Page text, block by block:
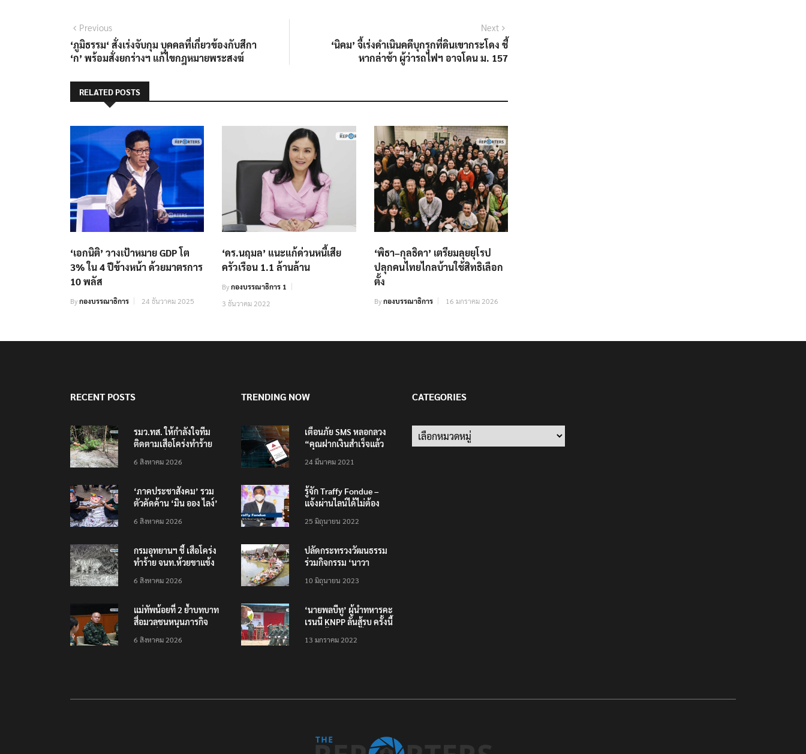
แนะแนว
เรื่อง
PreviousPrevious
post:
‘ภูมิธรรม‘ สั่งเร่งจับกุม บุคคลที่เกี่ยวข้องกับสีกา
‘ก’ พร้อมสั่งยกร่างฯ แก้ไขกฎหมายพระสงฆ์
Next
post:
‘นิคม’ จี้เร่งดำเนินคดีบุกรุกที่ดินเขากระโดง ชี้
หากล่าช้า ผู้ว่ารถไฟฯ อาจโดน ม. 157
RELATED POSTS
‘เอกนิติ’ วางเป้าหมาย GDP โต
3% ใน 4 ปีข้างหน้า ด้วยมาตรการ
10 พลัส
Byกองบรรณาธิการ 24 ธันวาคม 2025
‘ดร.นฤมล’ แนะแก้ด่วนหนี้เสีย
ครัวเรือน 1.1 ล้านล้าน
Byกองบรรณาธิการ 1
3 ธันวาคม 2022
‘พิธา–กุลธิดา’ เตรียมลุยยุโรป
ปลุกคนไทยไกลบ้านใช้สิทธิเลือก
ตั้ง
Byกองบรรณาธิการ 16 มกราคม 2026
RECENT POSTS
รมว.ทส. ให้กำลังใจทีม
ติดตามเสือโคร่งทำร้าย
6 สิงหาคม 2026
‘ภาคประชาสังคม’ รวม
ตัวคัดค้าน ‘มิน ออง ไลง์’
ต้อนรับอาชญากร’
6 สิงหาคม 2026
กรมอุทยานฯ ชี้ เสือโคร่ง
ทำร้าย จนท.ห้วยขาแข้ง
บังเอิญ ไม่เข้าข่าย ‘เสือ
6 สิงหาคม 2026
แม่ทัพน้อยที่ 2 ย้ำบทบาท
สื่อมวลชนหนุนภารกิจ
6 สิงหาคม 2026
TRENDING NOW
เตือนภัย SMS หลอกลวง
“คุณฝากเงินสำเร็จแล้ว
200,000 บาท”
24 มีนาคม 2021
รู้จัก Traffy Fondue –
แจ้งผ่านไลน์ได้ไม่ต้อง
ทั่วไทย ไม่ใช่แค่ในกรุง
25 มิถุนายน 2022
ปลัดกระทรวงวัฒนธรรม
ร่วมกิจกรรม ‘นาวา
ตักบาตรทางน้ำ
10 มิถุนายน 2023
‘นายพลบีทู’ ผู้นำทหารคะ
เรนนี KNPP ลั่นสู้รบ ครั้งนี้
ประชาชนต้องชนะ
13 มกราคม 2022
CATEGORIES
Categories